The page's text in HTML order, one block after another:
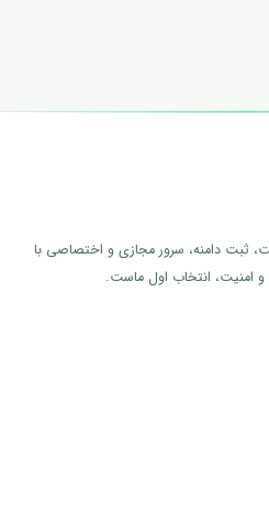
ثبت دامنه، سرور مجازی و اختصاصی با